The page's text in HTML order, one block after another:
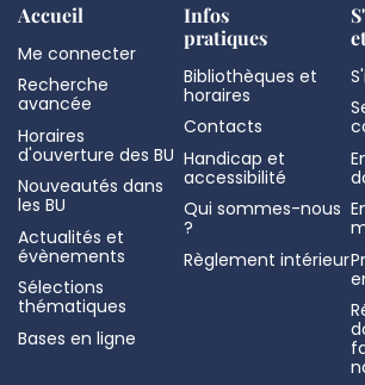
Accueil
Me connecter
Recherche
avancée
Horaires
d'ouverture des BU
Nouveautés dans
les BU
Actualités et
évènements
Sélections
thématiques
Bases en ligne
Infos
pratiques
Bibliothèques et
horaires
Contacts
Handicap et
accessibilité
Qui sommes-nous
?
Règlement intérieur